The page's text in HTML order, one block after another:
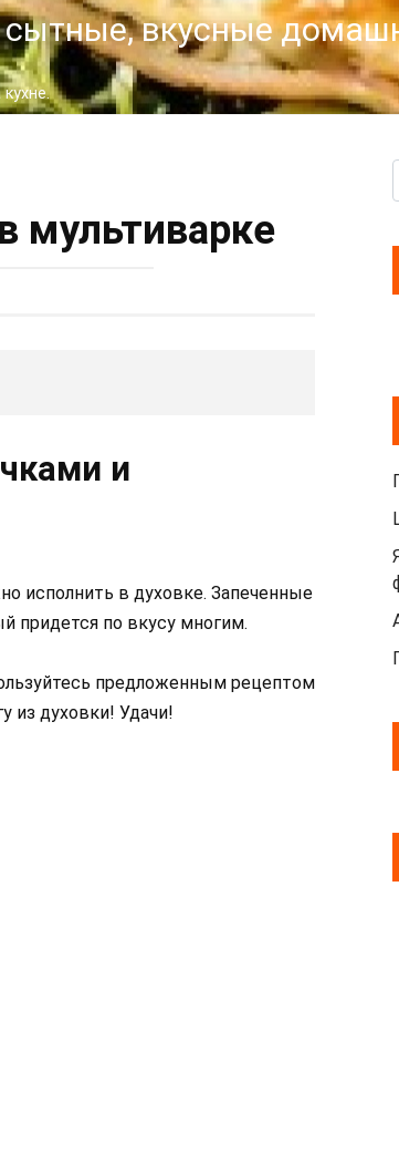
вкусные
мультиварке
и
исполнить в духовке. Запеченные
по вкусу многим.
предложенным рецептом
из духовки! Удачи!